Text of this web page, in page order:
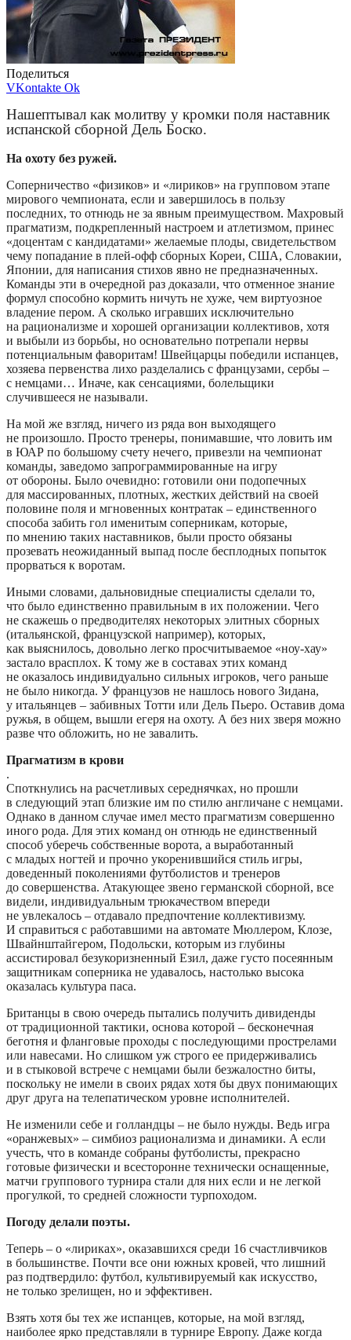
Поделиться
VKontakte Ok
Нашептывал как молитву у кромки поля наставник
испанской сборной Дель Боско.
На охоту без ружей.
Соперничество «физиков» и «лириков» на групповом этапе
мирового чемпионата, если и завершилось в пользу
последних, то отнюдь не за явным преимуществом. Махровый
прагматизм, подкрепленный настроем и атлетизмом, принес
«доцентам с кандидатами» желаемые плоды, свидетельством
чему попадание в плей-офф сборных Кореи, США, Словакии,
Японии, для написания стихов явно не предназначенных.
Команды эти в очередной раз доказали, что отменное знание
формул способно кормить ничуть не хуже, чем виртуозное
владение пером. А сколько игравших исключительно
на рационализме и хорошей организации коллективов, хотя
и выбыли из борьбы, но основательно потрепали нервы
потенциальным фаворитам! Швейцарцы победили испанцев,
хозяева первенства лихо разделались с французами, сербы –
с немцами… Иначе, как сенсациями, болельщики
случившееся не называли.
На мой же взгляд, ничего из ряда вон выходящего
не произошло. Просто тренеры, понимавшие, что ловить им
в ЮАР по большому счету нечего, привезли на чемпионат
команды, заведомо запрограммированные на игру
от обороны. Было очевидно: готовили они подопечных
для массированных, плотных, жестких действий на своей
половине поля и мгновенных контратак – единственного
способа забить гол именитым соперникам, которые,
по мнению таких наставников, были просто обязаны
прозевать неожиданный выпад после бесплодных попыток
прорваться к воротам.
Иными словами, дальновидные специалисты сделали то,
что было единственно правильным в их положении. Чего
не скажешь о предводителях некоторых элитных сборных
(итальянской, французской например), которых,
как выяснилось, довольно легко просчитываемое «ноу-хау»
застало врасплох. К тому же в составах этих команд
не оказалось индивидуально сильных игроков, чего раньше
не было никогда. У французов не нашлось нового Зидана,
у итальянцев – забивных Тотти или Дель Пьеро. Оставив дома
ружья, в общем, вышли егеря на охоту. А без них зверя можно
разве что обложить, но не завалить.
Прагматизм в крови
.
Споткнулись на расчетливых середнячках, но прошли
в следующий этап близкие им по стилю англичане с немцами.
Однако в данном случае имел место прагматизм совершенно
иного рода. Для этих команд он отнюдь не единственный
способ уберечь собственные ворота, а выработанный
с младых ногтей и прочно укоренившийся стиль игры,
доведенный поколениями футболистов и тренеров
до совершенства. Атакующее звено германской сборной, все
видели, индивидуальным трюкачеством впереди
не увлекалось – отдавало предпочтение коллективизму.
И справиться с работавшими на автомате Мюллером, Клозе,
Швайнштайгером, Подольски, которым из глубины
ассистировал безукоризненный Езил, даже густо посеянным
защитникам соперника не удавалось, настолько высока
оказалась культура паса.
Британцы в свою очередь пытались получить дивиденды
от традиционной тактики, основа которой – бесконечная
беготня и фланговые проходы с последующими прострелами
или навесами. Но слишком уж строго ее придерживались
и в стыковой встрече с немцами были безжалостно биты,
поскольку не имели в своих рядах хотя бы двух понимающих
друг друга на телепатическом уровне исполнителей.
Не изменили себе и голландцы – не было нужды. Ведь игра
«оранжевых» – симбиоз рационализма и динамики. А если
учесть, что в команде собраны футболисты, прекрасно
готовые физически и всесторонне технически оснащенные,
матчи группового турнира стали для них если и не легкой
прогулкой, то средней сложности турпоходом.
Погоду делали поэты.
Теперь – о «лириках», оказавшихся среди 16 счастливчиков
в большинстве. Почти все они южных кровей, что лишний
раз подтвердило: футбол, культивируемый как искусство,
не только зрелищен, но и эффективен.
Взять хотя бы тех же испанцев, которые, на мой взгляд,
наиболее ярко представляли в турнире Европу. Даже когда